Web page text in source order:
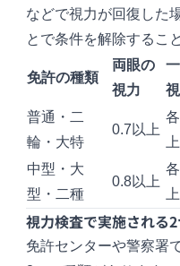
などで視力が回復した
とで条件を解除するこ
免許の種類
両眼の
視力
普通・二
輪・大特
0.7以上
上
中型・大
型・二種
0.8以上
上
視力検査で実施される
免許センターや警察署